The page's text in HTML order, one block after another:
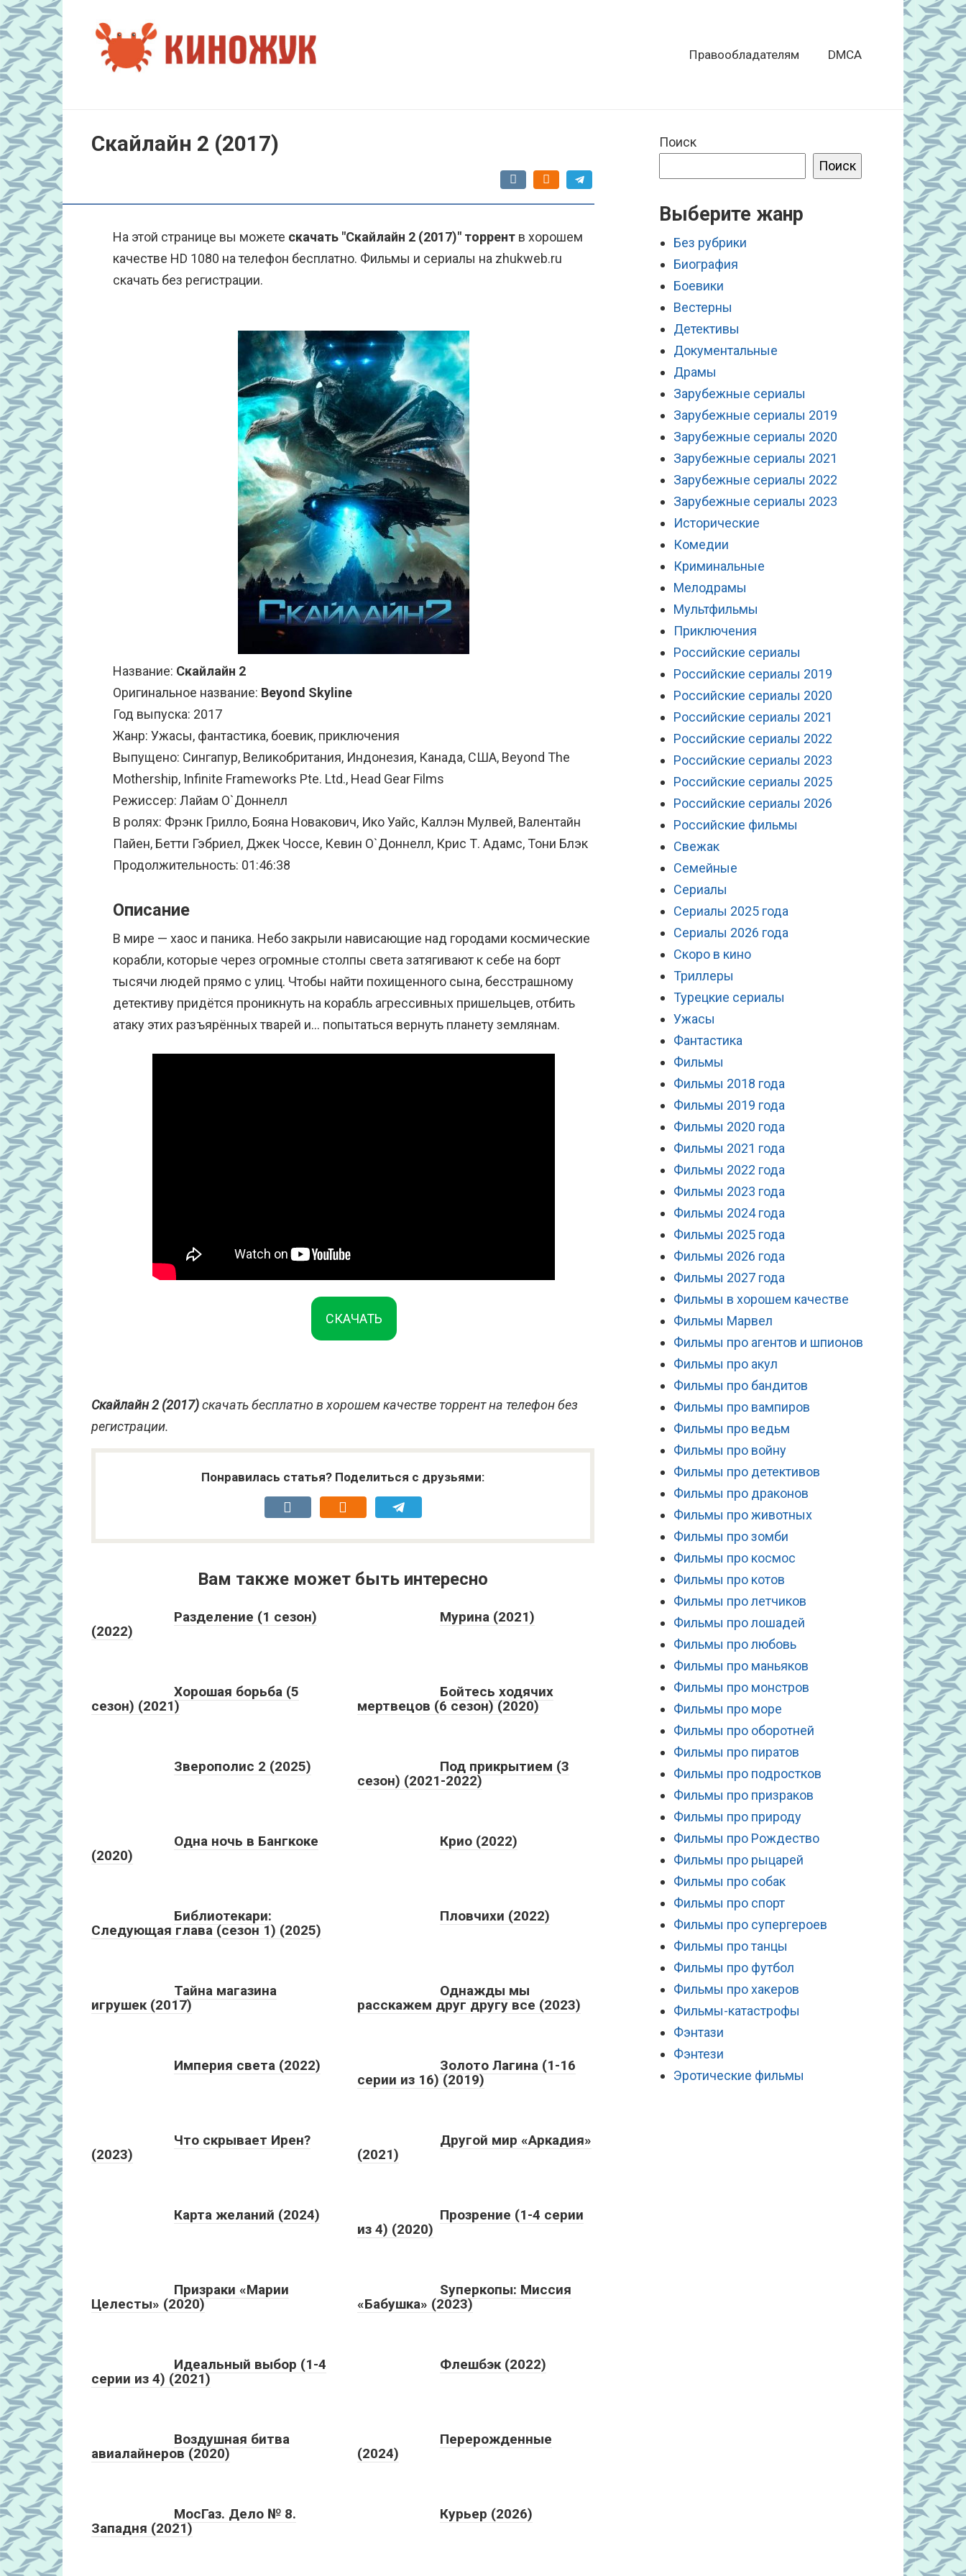
Перейти
к
контенту
Правообладателям DMCA
Скайлайн 2 (2017)
На этой странице вы можете скачать "Скайлайн 2 (2017)" торрент в хорошем
качестве HD 1080 на телефон бесплатно. Фильмы и сериалы на zhukweb.ru
скачать без регистрации.
Название: Скайлайн 2
Оригинальное название: Beyond Skyline
Год выпуска: 2017
Жанр: Ужасы, фантастика, боевик, приключения
Выпущено: Сингапур, Великобритания, Индонезия, Канада, США, Beyond The
Mothership, Infinite Frameworks Pte. Ltd., Head Gear Films
Режиссер: Лайам О`Доннелл
В ролях: Фрэнк Грилло, Бояна Новакович, Ико Уайс, Каллэн Мулвей, Валентайн
Пайен, Бетти Гэбриел, Джек Чоссе, Кевин О`Доннелл, Крис Т. Адамс, Тони Блэк
Продолжительность: 01:46:38
Описание
В мире — хаос и паника. Небо закрыли нависающие над городами космические
корабли, которые через огромные столпы света затягивают к себе на борт
тысячи людей прямо с улиц. Чтобы найти похищенного сына, бесстрашному
детективу придётся проникнуть на корабль агрессивных пришельцев, отбить
атаку этих разъярённых тварей и… попытаться вернуть планету землянам.
СКАЧАТЬ
Скайлайн 2 (2017)скачать бесплатно в хорошем качестве торрент на телефон без
регистрации.
Понравилась статья? Поделиться с друзьями:
Вам также может быть интересно
Разделение (1 сезон)
(2022)
Мурина (2021)
Хорошая борьба (5
сезон) (2021)
Бойтесь ходячих
мертвецов (6 сезон) (2020)
Зверополис 2 (2025)
Под прикрытием (3
сезон) (2021-2022)
Одна ночь в Бангкоке
(2020)
Крио (2022)
Библиотекари:
Следующая глава (сезон 1) (2025)
Пловчихи (2022)
Тайна магазина
игрушек (2017)
Однажды мы
расскажем друг другу все (2023)
Империя света (2022)
Золото Лагина (1-16
серии из 16) (2019)
Что скрывает Ирен?
(2023)
Другой мир «Аркадия»
(2021)
Карта желаний (2024)
Прозрение (1-4 серии
из 4) (2020)
Призраки «Марии
Целесты» (2020)
Sуперкопы: Миссия
«Бабушка» (2023)
Идеальный выбор (1-4
серии из 4) (2021)
Флешбэк (2022)
Воздушная битва
авиалайнеров (2020)
Перерожденные
(2024)
МосГаз. Дело № 8.
Западня (2021)
Курьер (2026)
Поиск
Поиск
Выберите жанр
Без рубрики
Биография
Боевики
Вестерны
Детективы
Документальные
Драмы
Зарубежные сериалы
Зарубежные сериалы 2019
Зарубежные сериалы 2020
Зарубежные сериалы 2021
Зарубежные сериалы 2022
Зарубежные сериалы 2023
Исторические
Комедии
Криминальные
Мелодрамы
Мультфильмы
Приключения
Российские сериалы
Российские сериалы 2019
Российские сериалы 2020
Российские сериалы 2021
Российские сериалы 2022
Российские сериалы 2023
Российские сериалы 2025
Российские сериалы 2026
Российские фильмы
Свежак
Семейные
Сериалы
Сериалы 2025 года
Сериалы 2026 года
Скоро в кино
Триллеры
Турецкие сериалы
Ужасы
Фантастика
Фильмы
Фильмы 2018 года
Фильмы 2019 года
Фильмы 2020 года
Фильмы 2021 года
Фильмы 2022 года
Фильмы 2023 года
Фильмы 2024 года
Фильмы 2025 года
Фильмы 2026 года
Фильмы 2027 года
Фильмы в хорошем качестве
Фильмы Марвел
Фильмы про агентов и шпионов
Фильмы про акул
Фильмы про бандитов
Фильмы про вампиров
Фильмы про ведьм
Фильмы про войну
Фильмы про детективов
Фильмы про драконов
Фильмы про животных
Фильмы про зомби
Фильмы про космос
Фильмы про котов
Фильмы про летчиков
Фильмы про лошадей
Фильмы про любовь
Фильмы про маньяков
Фильмы про монстров
Фильмы про море
Фильмы про оборотней
Фильмы про пиратов
Фильмы про подростков
Фильмы про призраков
Фильмы про природу
Фильмы про Рождество
Фильмы про рыцарей
Фильмы про собак
Фильмы про спорт
Фильмы про супергероев
Фильмы про танцы
Фильмы про футбол
Фильмы про хакеров
Фильмы-катастрофы
Фэнтази
Фэнтези
Эротические фильмы